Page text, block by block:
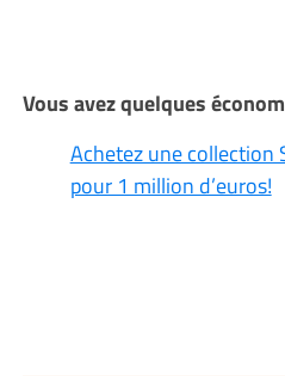
Vous avez quelques
Achetez une collection
pour 1 million d’euros!